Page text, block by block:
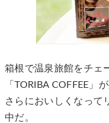
箱根で温泉旅館をチェ
「TORIBA COFFEE」
さらにおいしくなって
中だ。